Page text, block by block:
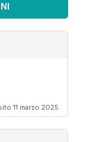
11 marzo 2025